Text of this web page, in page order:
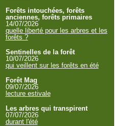
Forêts intouchées, forêts
anciennes, forêts primaires
14/07/2026
quelle liberté pour les arbres et les
forêts ?
Sentinelles de la forêt
10/07/2026
qui veillent sur les forêts en été
Forêt Mag
09/07/2026
lecture estivale
Les arbres qui transpirent
07/07/2026
durant l'été